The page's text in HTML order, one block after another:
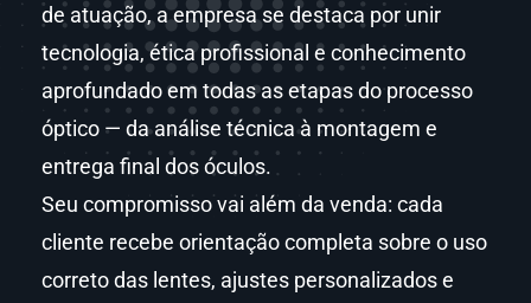
de atuação, a empresa se destaca por unir
tecnologia, ética profissional e conhecimento
aprofundado em todas as etapas do processo
óptico — da análise técnica à montagem e
entrega final dos óculos.
Seu compromisso vai além da venda: cada
cliente recebe orientação completa sobre o uso
correto das lentes, ajustes personalizados e